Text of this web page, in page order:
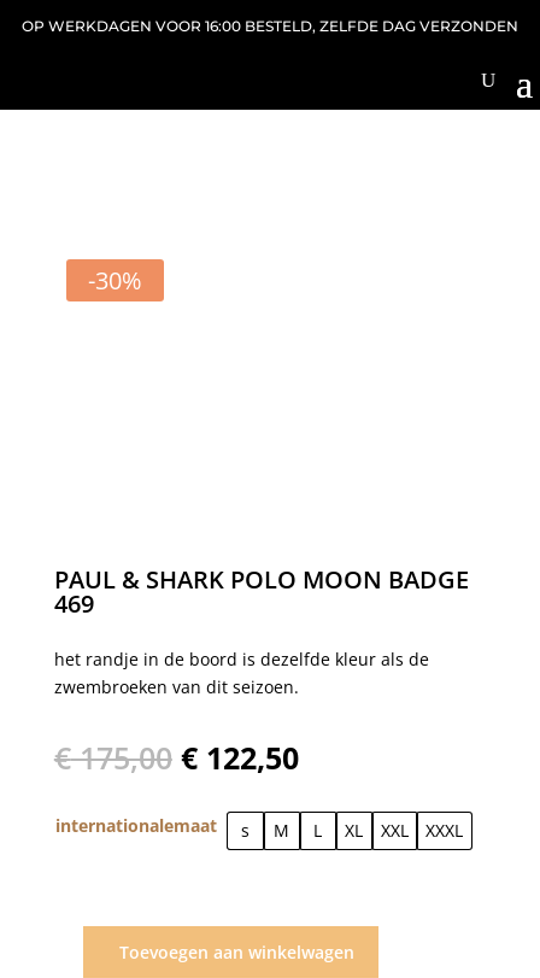
OP WERKDAGEN VOOR 16:00 BESTELD, ZELFDE DAG VERZONDEN
-30%
PAUL & SHARK POLO MOON BADGE
469
het randje in de boord is dezelfde kleur als de
zwembroeken van dit seizoen.
€175,00 Oorspronkelijke
was:
€ 175,00.
€122,50Huidige
is:
€ 122,50.
internationalemaat s M L XL XXL XXXL
Toevoegen aan winkelwagen